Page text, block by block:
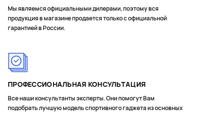
Мы являемся официальными дилерами, поэтому вся
продукция в магазине продается только с официальной
гарантией в России.
ПРОФЕССИОНАЛЬНАЯ КОНСУЛЬТАЦИЯ
Все наши консультанты эксперты. Они помогут Вам
подобрать лучшую модель спортивного гаджета из основных